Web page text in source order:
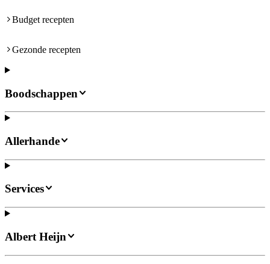
Budget recepten
Gezonde recepten
Boodschappen
Allerhande
Services
Albert Heijn